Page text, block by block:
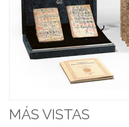
MÁS VISTAS